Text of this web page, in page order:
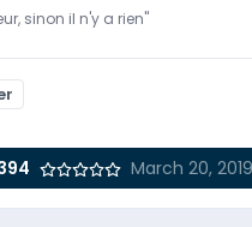
sinon il n'y a rien"
March 20,